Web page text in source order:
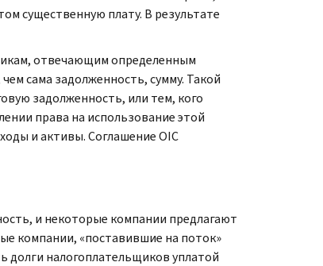
существенную плату. В результате
отвечающим определенным
сама задолженность, сумму. Такой
задолженность, или тем, кого
права на использование этой
и активы. СоглашениеOIC
и некоторые компании предлагают
компании, «поставившие на поток»
долги налогоплательщиков уплатой